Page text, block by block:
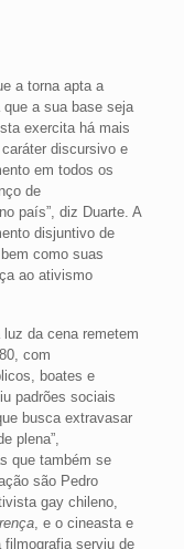
a torna apta a
a sua base seja
exercita há mais
discursivo e
em todos os
de
país”, diz Duarte. A
disjuntivo de
como suas
ao ativismo
da cena remetem
com
boates e
padrões sociais
busca extravasar
plena”,
que também se
são Pedro
gay chileno,
, e o cineasta e
filmografia serviu de